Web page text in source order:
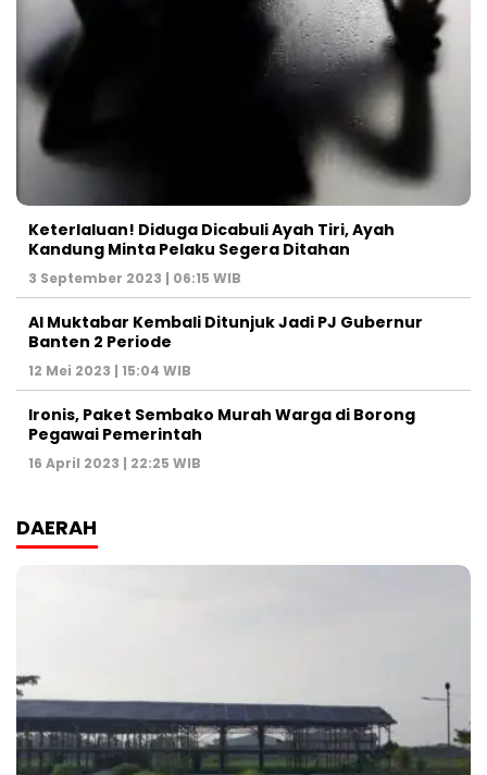
Keterlaluan! Diduga Dicabuli Ayah Tiri, Ayah
Kandung Minta Pelaku Segera Ditahan
3 September 2023 | 06:15 WIB
Al Muktabar Kembali Ditunjuk Jadi PJ Gubernur
Banten 2 Periode
12 Mei 2023 | 15:04 WIB
Ironis, Paket Sembako Murah Warga di Borong
Pegawai Pemerintah
16 April 2023 | 22:25 WIB
DAERAH